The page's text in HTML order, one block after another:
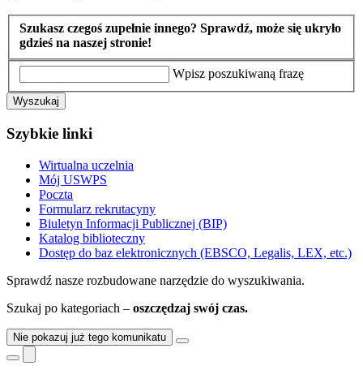
Szukasz czegoś zupełnie innego? Sprawdź, może się ukryło
gdzieś na naszej stronie!
Wpisz poszukiwaną frazę
Wyszukaj
Szybkie linki
Wirtualna uczelnia
Mój USWPS
Poczta
Formularz rekrutacyny
Biuletyn Informacji Publicznej (BIP)
Katalog biblioteczny
Dostęp do baz elektronicznych (EBSCO, Legalis, LEX, etc.)
Sprawdź nasze rozbudowane narzędzie do wyszukiwania.
Szukaj po kategoriach – oszczędzaj swój czas.
Nie pokazuj już tego komunikatu